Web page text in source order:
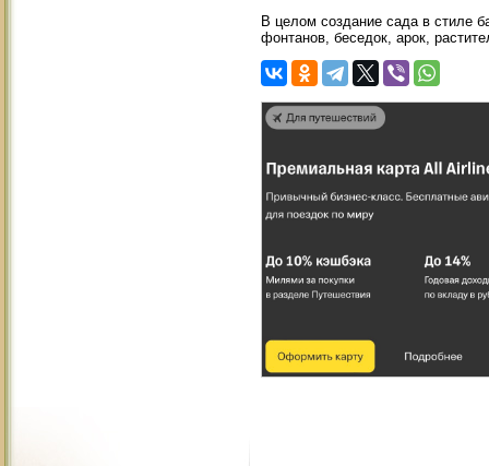
В целом создание сада в стиле
фонтанов, беседок, арок,